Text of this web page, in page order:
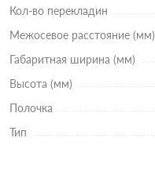
Кол-во перекладин
Межосевое расстояние (мм)
Габаритная ширина (мм)
Высота (мм)
Полочка
Тип